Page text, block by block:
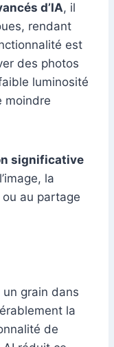
d’IA, il
rendant
est
des photos
luminosité
moindre
significative
la
ou au partage
grain dans
la
de